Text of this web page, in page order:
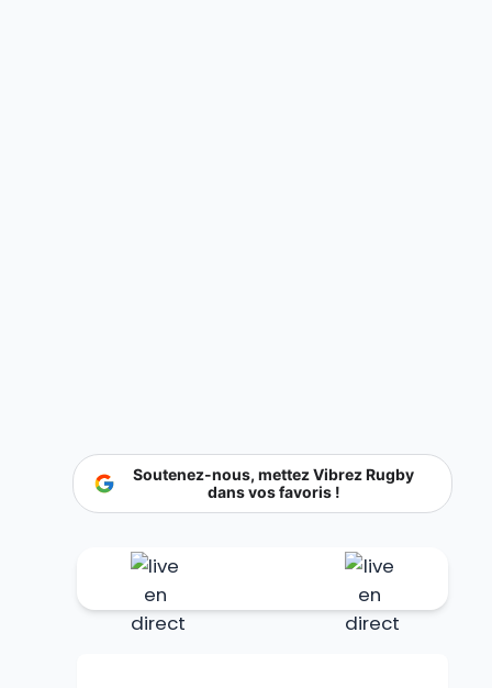
Soutenez-nous, mettez Vibrez Rugby
dans vos favoris !